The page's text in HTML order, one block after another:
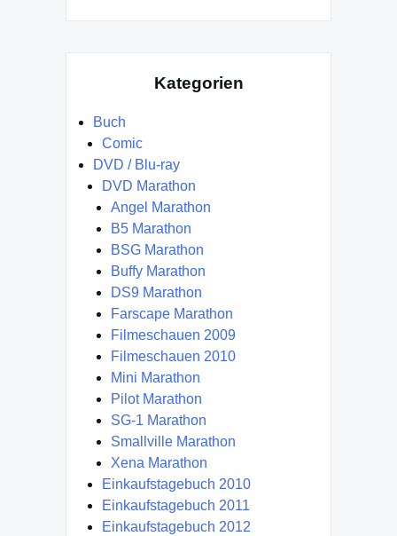
Kategorien
Buch
Comic
DVD / Blu-ray
DVD Marathon
Angel Marathon
B5 Marathon
BSG Marathon
Buffy Marathon
DS9 Marathon
Farscape Marathon
Filmeschauen 2009
Filmeschauen 2010
Mini Marathon
Pilot Marathon
SG-1 Marathon
Smallville Marathon
Xena Marathon
Einkaufstagebuch 2010
Einkaufstagebuch 2011
Einkaufstagebuch 2012